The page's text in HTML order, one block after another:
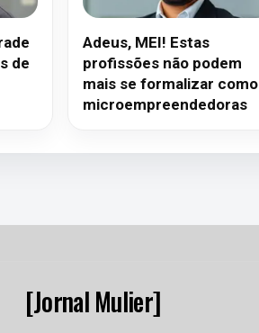
de
Adeus, MEI! Estas
profissões não podem
mais se formalizar como
microempreendedoras
[Jornal Mulier]